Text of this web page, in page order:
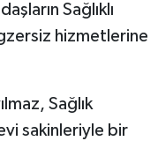
Sağlıklı
hizmetlerine
Sağlık
sakinleriyle bir